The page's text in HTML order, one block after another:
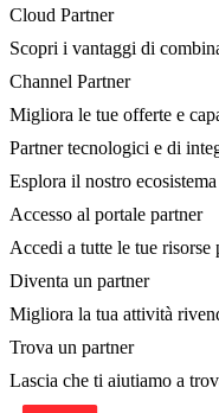
Cloud Partner
Scopri i vantaggi di
Channel Partner
Migliora le tue offerte e
Partner tecnologici e di
Esplora il nostro
Accesso al portale partner
Accedi a tutte le tue risorse
Diventa un partner
Migliora la tua attività
Trova un partner
Lascia che ti aiutiamo a